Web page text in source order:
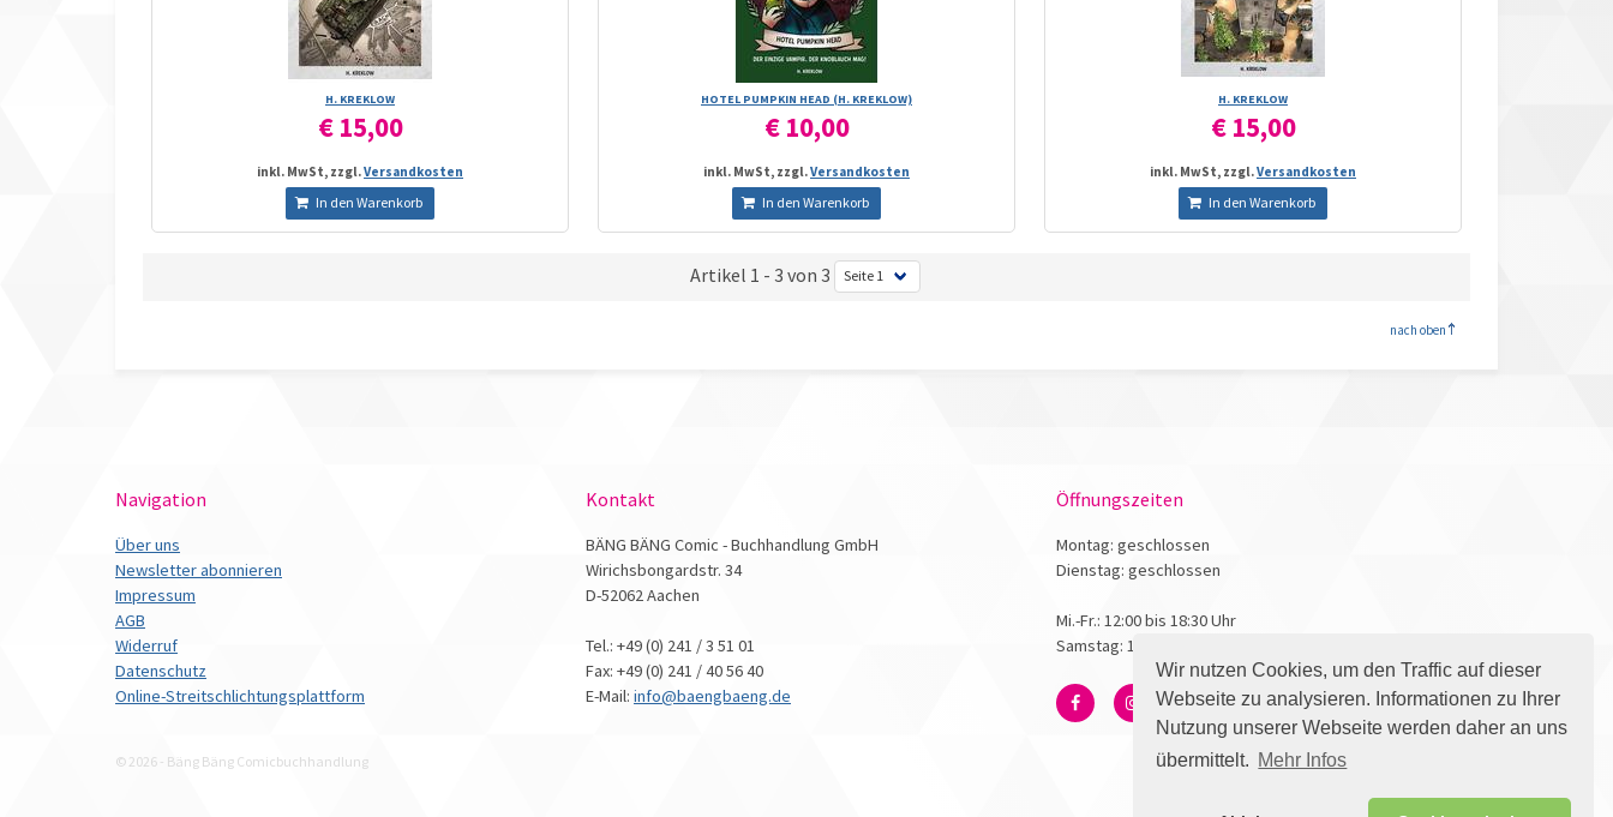
Wir nutzen Cookies, um den Traffic auf dieser
Webseite zu analysieren. Informationen zu Ihrer
Nutzung unserer Webseite werden daher an uns
übermittelt. Mehr Infos
H. KREKLOW
€ 15,00
inkl. MwSt, zzgl.Versandkosten
In den Warenkorb
HOTEL PUMPKIN HEAD (H. KREKLOW)
€ 10,00
inkl. MwSt, zzgl.Versandkosten
In den Warenkorb
H. KREKLOW
€ 15,00
inkl. MwSt, zzgl.Versandkosten
In den Warenkorb
Artikel 1 - 3 von 3
nach oben
Navigation
Über uns
Newsletter abonnieren
Impressum
AGB
Widerruf
Datenschutz
Online-Streitschlichtungsplattform
Kontakt
BÄNG BÄNG Comic - Buchhandlung GmbH
Wirichsbongardstr. 34
D-52062 Aachen
Tel.: +49 (0) 241 / 3 51 01
Fax: +49 (0) 241 / 40 56 40
E-Mail: info@baengbaeng.de
Öffnungszeiten
Montag: geschlossen
Dienstag: geschlossen
Mi.-Fr.: 12:00 bis 18:30 Uhr
Samstag: 10:00 bis 17:00 Uhr
© 2026 - Bäng Bäng Comicbuchhandlung